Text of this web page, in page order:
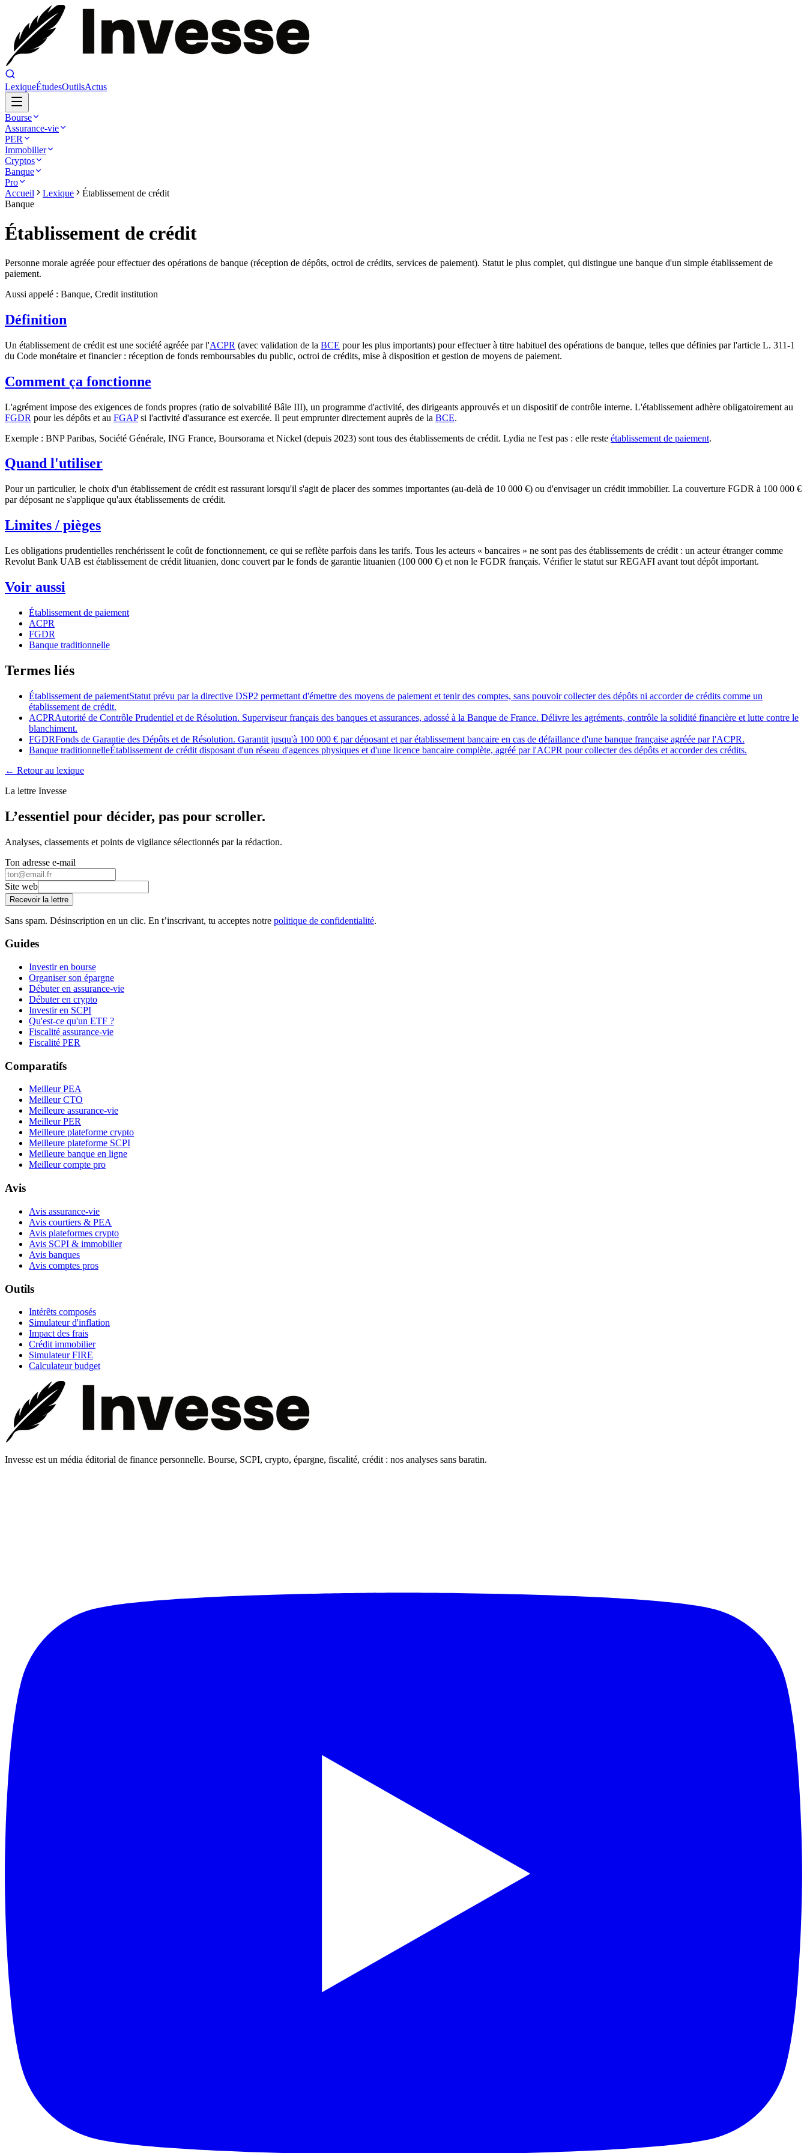
LexiqueÉtudesOutilsActus
Bourse
Assurance-vie
PER
Immobilier
Cryptos
Banque
Pro
Accueil
Lexique
Établissement de crédit
Banque
Établissement de crédit
Personne morale agréée pour effectuer des opérations de banque (réception de dépôts, octroi de crédits, services de paiement). Statut le plus complet, qui distingue une banque d'un simple établissement de
paiement.
Aussi appelé : Banque, Credit institution
Définition
Un établissement de crédit est une société agréée par l'ACPR (avec validation de la BCE pour les plus importants) pour effectuer à titre habituel des opérations de banque, telles que définies par l'article L. 311-1
du Code monétaire et financier : réception de fonds remboursables du public, octroi de crédits, mise à disposition et gestion de moyens de paiement.
Comment ça fonctionne
L'agrément impose des exigences de fonds propres (ratio de solvabilité Bâle III), un programme d'activité, des dirigeants approuvés et un dispositif de contrôle interne. L'établissement adhère obligatoirement au
FGDR pour les dépôts et au FGAPsi l'activité d'assurance est exercée. Il peut emprunter directement auprès de la BCE.
Exemple : BNP Paribas, Société Générale, ING France, Boursorama et Nickel (depuis 2023) sont tous des établissements de crédit. Lydia ne l'est pas : elle reste établissement de paiement.
Quand l'utiliser
Pour un particulier, le choix d'un établissement de crédit est rassurant lorsqu'il s'agit de placer des sommes importantes (au-delà de 10 000 €) ou d'envisager un crédit immobilier. La couverture FGDR à 100 000 €
par déposant ne s'applique qu'aux établissements de crédit.
Limites / pièges
Les obligations prudentielles renchérissent le coût de fonctionnement, ce qui se reflète parfois dans les tarifs. Tous les acteurs « bancaires » ne sont pas des établissements de crédit : un acteur étranger comme
Revolut Bank UAB est établissement de crédit lituanien, donc couvert par le fonds de garantie lituanien (100 000 €) et non le FGDR français. Vérifier le statut sur REGAFI avant tout dépôt important.
Voir aussi
Établissement de paiement
ACPR
FGDR
Banque traditionnelle
Termes liés
Établissement de paiementStatut prévu par la directive DSP2 permettant d'émettre des moyens de paiement et tenir des comptes, sans pouvoir collecter des dépôts ni accorder de crédits comme un
établissement de crédit.
ACPRAutorité de Contrôle Prudentiel et de Résolution. Superviseur français des banques et assurances, adossé à la Banque de France. Délivre les agréments, contrôle la solidité financière et lutte contre le
blanchiment.
FGDRFonds de Garantie des Dépôts et de Résolution. Garantit jusqu'à 100 000 € par déposant et par établissement bancaire en cas de défaillance d'une banque française agréée par l'ACPR.
Banque traditionnelleÉtablissement de crédit disposant d'un réseau d'agences physiques et d'une licence bancaire complète, agréé par l'ACPR pour collecter des dépôts et accorder des crédits.
← Retour au lexique
La lettre Invesse
L’essentiel pour décider, pas pour scroller.
Analyses, classements et points de vigilance sélectionnés par la rédaction.
Ton adresse e-mail
Site web
Recevoir la lettre
Sans spam. Désinscription en un clic. En t’inscrivant, tu acceptes notre politique de confidentialité.
Guides
Investir en bourse
Organiser son épargne
Débuter en assurance-vie
Débuter en crypto
Investir en SCPI
Qu'est-ce qu'un ETF ?
Fiscalité assurance-vie
Fiscalité PER
Comparatifs
Meilleur PEA
Meilleur CTO
Meilleure assurance-vie
Meilleur PER
Meilleure plateforme crypto
Meilleure plateforme SCPI
Meilleure banque en ligne
Meilleur compte pro
Avis
Avis assurance-vie
Avis courtiers & PEA
Avis plateformes crypto
Avis SCPI & immobilier
Avis banques
Avis comptes pros
Outils
Intérêts composés
Simulateur d'inflation
Impact des frais
Crédit immobilier
Simulateur FIRE
Calculateur budget
Invesse est un média éditorial de finance personnelle. Bourse, SCPI, crypto, épargne, fiscalité, crédit : nos analyses sans baratin.